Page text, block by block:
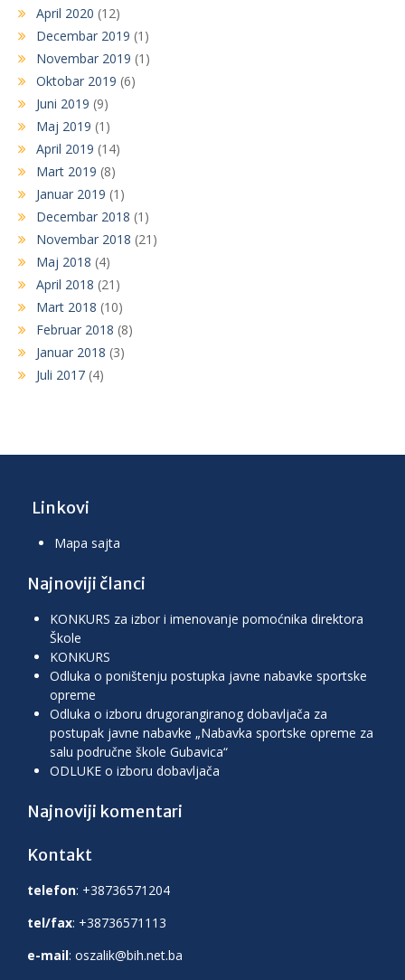
April 2020 (12)
Decembar 2019 (1)
Novembar 2019 (1)
Oktobar 2019 (6)
Juni 2019 (9)
Maj 2019 (1)
April 2019 (14)
Mart 2019 (8)
Januar 2019 (1)
Decembar 2018 (1)
Novembar 2018 (21)
Maj 2018 (4)
April 2018 (21)
Mart 2018 (10)
Februar 2018 (8)
Januar 2018 (3)
Juli 2017 (4)
Linkovi
Mapa sajta
Najnoviji članci
KONKURS za izbor i imenovanje pomoćnika direktora
Škole
KONKURS
Odluka o poništenju postupka javne nabavke sportske
opreme
Odluka o izboru drugorangiranog dobavljača za
postupak javne nabavke „Nabavka sportske opreme za
salu područne škole Gubavica“
ODLUKE o izboru dobavljača
Najnoviji komentari
Kontakt
telefon: +38736571204
tel/fax: +38736571113
e-mail: oszalik@bih.net.ba